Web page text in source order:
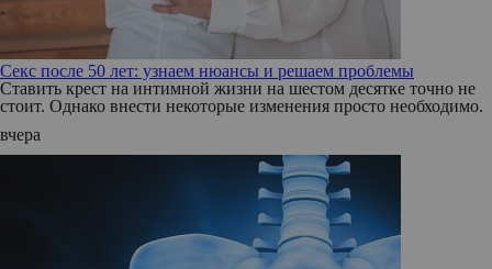
Секс после 50 лет: узнаем нюансы и решаем проблемы
Ставить крест на интимной жизни на шестом десятке точно не
стоит. Однако внести некоторые изменения просто необходимо.
вчера